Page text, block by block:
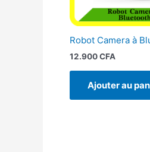
Robot Camera à
12.900CFA
Ajouter au